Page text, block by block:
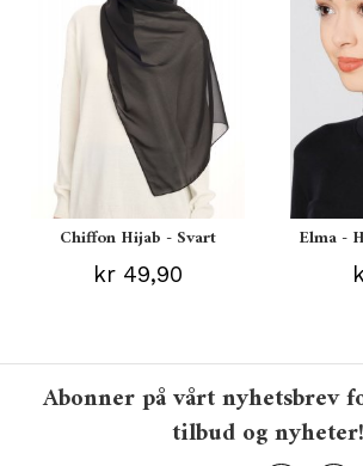
Chiffon Hijab - Svart
kr 49,90
Elma -
Abonner på vårt nyhetsbrev
tilbud og nyheter!